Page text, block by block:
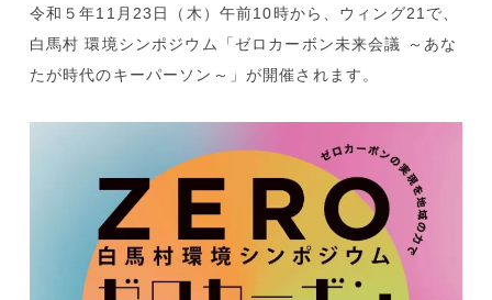
令和５年11月23日（木）午前10時から、ウィング21で、
白馬村 環境シンポジウム「ゼロカーボン未来会議 ～あな
たが時代のキーパーソン～」が開催されます。